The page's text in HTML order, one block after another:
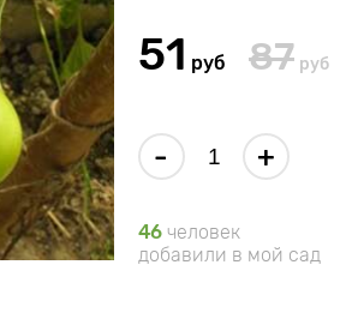
51 руб 87 руб
- +
46 человек
добавили в мой сад